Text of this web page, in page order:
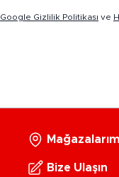
Google Gizlilik Politikası ve
Bize Ulaşın